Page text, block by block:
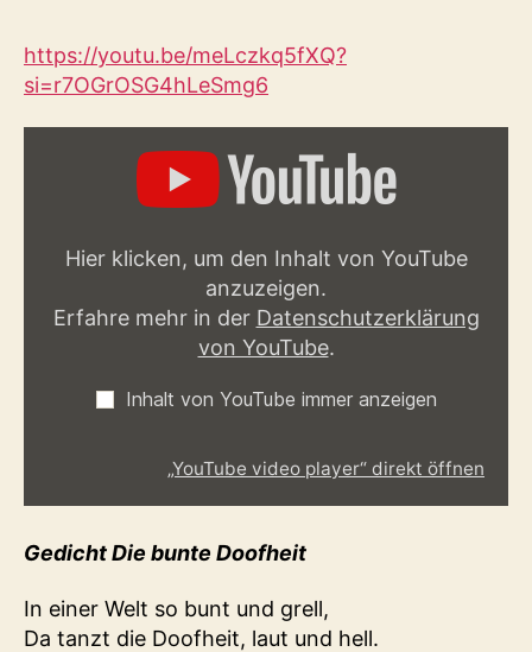
https://youtu.be/meLczkq5fXQ?
si=r7OGrOSG4hLeSmg6
Hier klicken, um den Inhalt von YouTube
anzuzeigen.
Erfahre mehr in der Datenschutzerklärung
von YouTube.
Inhalt von YouTube immer anzeigen
„YouTube video player“ direkt öffnen
Gedicht Die bunte Doofheit
In einer Welt so bunt und grell,
Da tanzt die Doofheit, laut und hell.